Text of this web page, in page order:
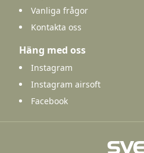
Vanliga frågor
Kontakta oss
Häng med oss
Instagram
Instagram airsoft
Facebook